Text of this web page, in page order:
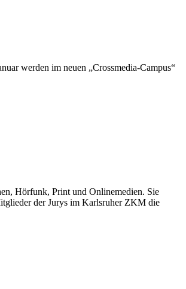
werden im neuen „Crossmedia-Campus“
Hörfunk, Print und Onlinemedien. Sie
der Jurys im Karlsruher ZKM die